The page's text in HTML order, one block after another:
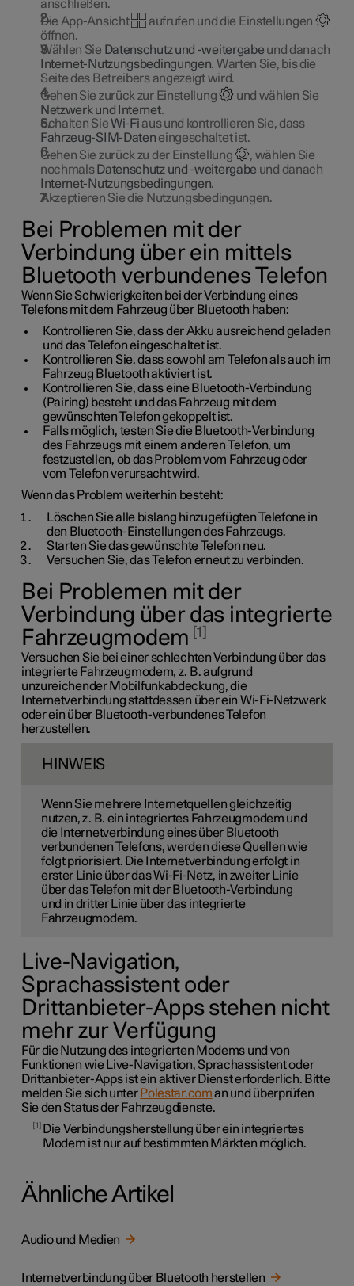
anschließen.
Die App-Ansicht
aufrufen und die Einstellungen
öffnen.
Wählen Sie Datenschutz und -weitergabe und danach
Internet-Nutzungsbedingungen. Warten Sie, bis die
Seite des Betreibers angezeigt wird.
Gehen Sie zurück zur Einstellung
und wählen Sie
Netzwerk und Internet.
Schalten SieWi-Fi aus und kontrollieren Sie, dass
Fahrzeug-SIM-Daten eingeschaltet ist.
Gehen Sie zurück zu der Einstellung
, wählen Sie
nochmals Datenschutz und -weitergabe und danach
Internet-Nutzungsbedingungen.
Akzeptieren Sie die Nutzungsbedingungen.
Bei Problemen mit der
Verbindung über ein mittels
Bluetooth verbundenes Telefon
Wenn Sie Schwierigkeiten bei der Verbindung eines
Telefons mit dem Fahrzeug über Bluetooth haben:
Kontrollieren Sie, dass der Akku ausreichend geladen
und das Telefon eingeschaltet ist.
Kontrollieren Sie, dass sowohl am Telefon als auch im
Fahrzeug Bluetooth aktiviert ist.
Kontrollieren Sie, dass eine Bluetooth-Verbindung
(Pairing) besteht und das Fahrzeug mit dem
gewünschten Telefon gekoppelt ist.
Falls möglich, testen Sie die Bluetooth-Verbindung
des Fahrzeugs mit einem anderen Telefon, um
festzustellen, ob das Problem vom Fahrzeug oder
vom Telefon verursacht wird.
Wenn das Problem weiterhin besteht:
Löschen Sie alle bislang hinzugefügten Telefone in
den Bluetooth-Einstellungen des Fahrzeugs.
Starten Sie das gewünschte Telefon neu.
Versuchen Sie, das Telefon erneut zu verbinden.
Bei Problemen mit der
Verbindung über das integrierte
Fahrzeugmodem 1
Versuchen Sie bei einer schlechten Verbindung über das
integrierte Fahrzeugmodem, z. B. aufgrund
unzureichender Mobilfunkabdeckung, die
Internetverbindung stattdessen über ein Wi-Fi-Netzwerk
oder ein über Bluetooth-verbundenes Telefon
herzustellen.
HINWEIS
Wenn Sie mehrere Internetquellen gleichzeitig
nutzen, z. B. ein integriertes Fahrzeugmodem und
die Internetverbindung eines über Bluetooth
verbundenen Telefons, werden diese Quellen wie
folgt priorisiert. Die Internetverbindung erfolgt in
erster Linie über das Wi-Fi-Netz, in zweiter Linie
über das Telefon mit der Bluetooth-Verbindung
und in dritter Linie über das integrierte
Fahrzeugmodem.
Live-Navigation,
Sprachassistent oder
Drittanbieter-Apps stehen nicht
mehr zur Verfügung
Für die Nutzung des integrierten Modems und von
Funktionen wie Live-Navigation, Sprachassistent oder
Drittanbieter-Apps ist ein aktiver Dienst erforderlich. Bitte
melden Sie sich unter Polestar.coman und überprüfen
Sie den Status der Fahrzeugdienste.
1
Die Verbindungsherstellung über ein integriertes
Modem ist nur auf bestimmten Märkten möglich.
Ähnliche Artikel
Audio und Medien
Internetverbindung über Bluetooth herstellen